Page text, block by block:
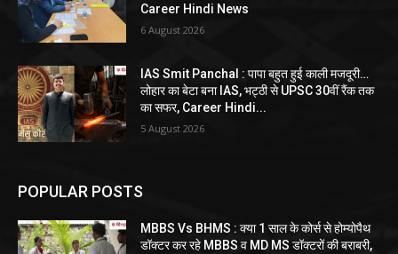
Career Hindi News
6 August 2026
IAS Smit Panchal : पापा बहुत हुई काली मजदूरी…
लोहार का बेटा बना IAS, भट्ठी से UPSC 30वीं रैंक तक
का सफर, Career Hindi...
5 August 2026
POPULAR POSTS
MBBS Vs BHMS : क्या 1 साल के कोर्स से होम्योपैथ
डॉक्टर कर रहे MBBS व MD MS डॉक्टरों की बराबरी,